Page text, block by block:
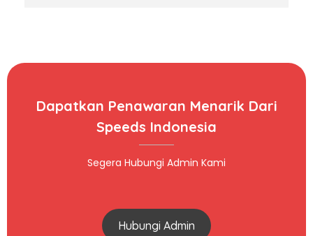
Dapatkan Penawaran Menarik Dari
Speeds Indonesia
Segera Hubungi Admin Kami
Hubungi Admin